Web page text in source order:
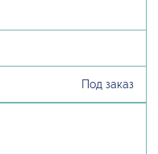
Под заказ